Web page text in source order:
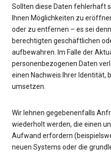
Sollten diese Daten fehlerhaft
Ihnen Möglichkeiten zu
oder zu entfernen – es sei
berechtigten geschäftlichen
aufbewahren. Im Falle der
personenbezogenen Daten
einen Nachweis Ihrer Identität,
umsetzen.
Wir lehnen gegebenenfalls
wiederholt werden, die einen
Aufwand erfordern
neuen Systems oder die